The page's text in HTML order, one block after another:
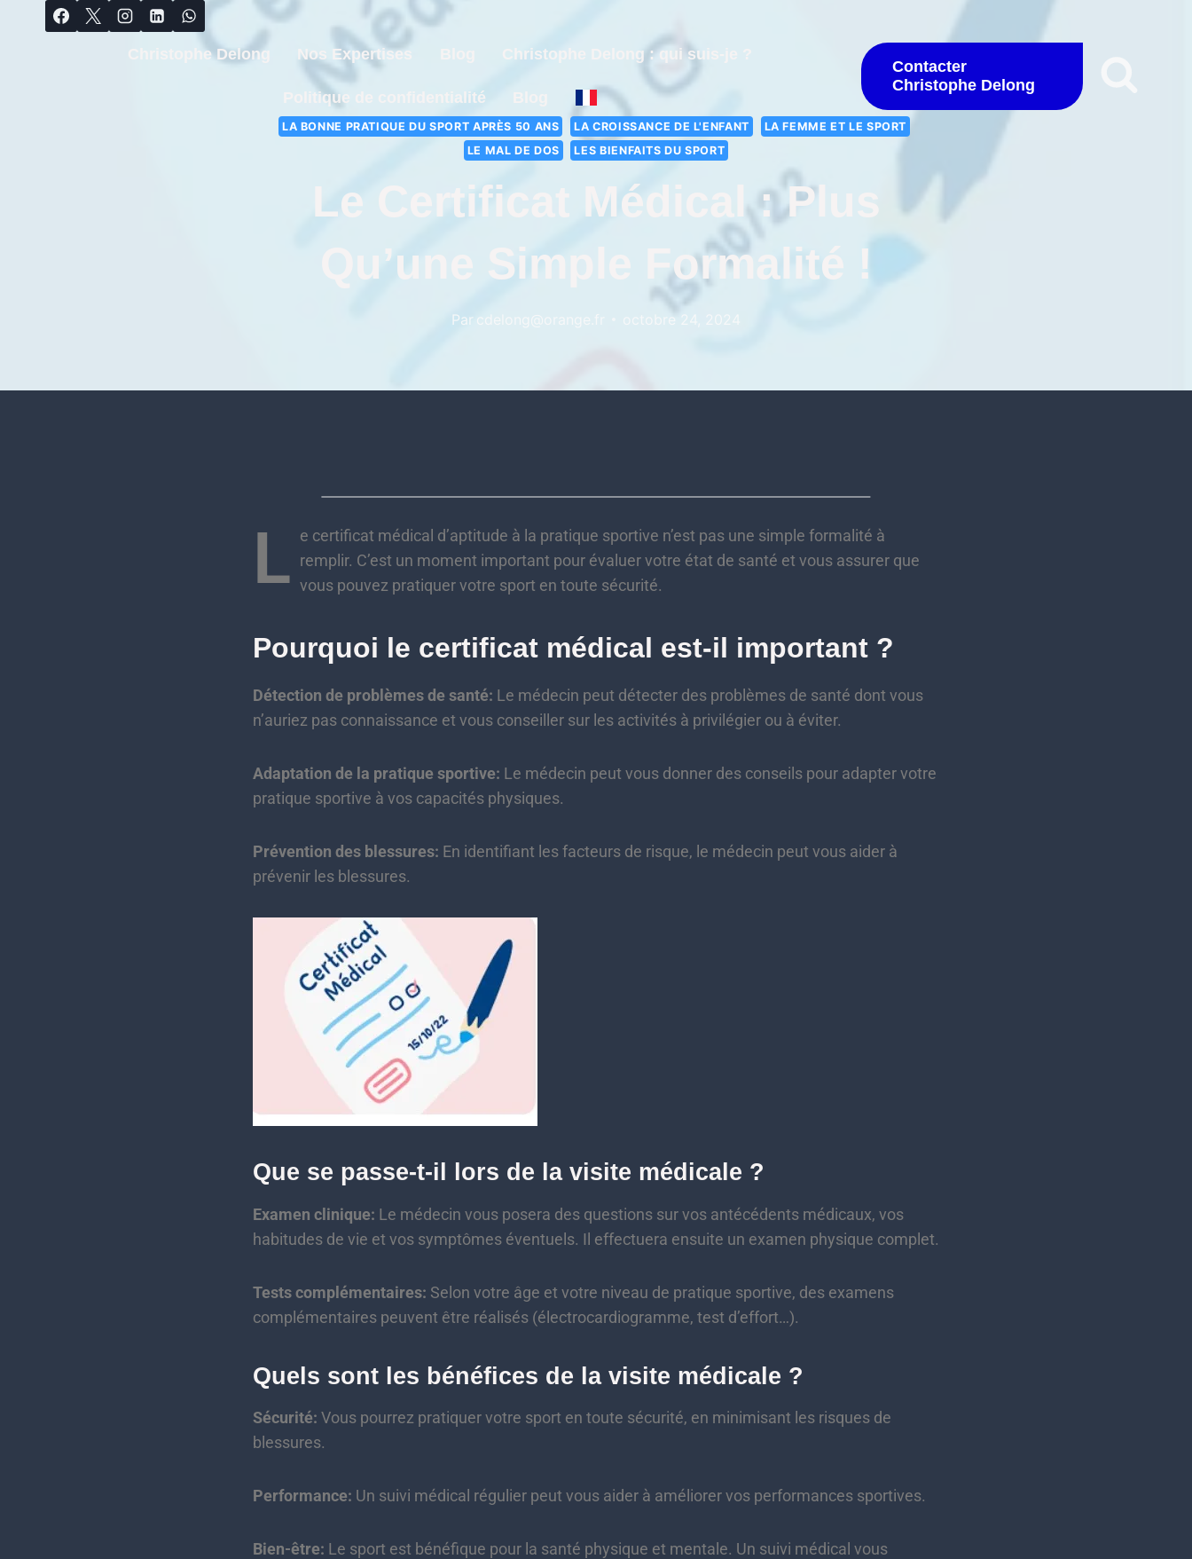
Christophe Delong Nos Expertises Blog Christophe Delong : qui suis-je ?
Politique de confidentialité Blog
Contacter
Christophe Delong
LA BONNE PRATIQUE DU SPORT APRÈS 50 ANS LA CROISSANCE DE L'ENFANT
LA FEMME ET LE SPORT
LE MAL DE DOS
LES BIENFAITS DU SPORT
Le Certificat Médical : Plus
Qu’une Simple Formalité !
Par cdelong@orange.fr octobre 24, 2024
L e certificat médical d’aptitude à la pratique sportive n’est pas une simple formalité à
remplir. C’est un moment important pour évaluer votre état de santé et vous assurer que
vous pouvez pratiquer votre sport en toute sécurité.
Pourquoi le certificat médical est-il important ?
Détection de problèmes de santé: Le médecin peut détecter des problèmes de santé dont vous
n’auriez pas connaissance et vous conseiller sur les activités à privilégier ou à éviter.
Adaptation de la pratique sportive: Le médecin peut vous donner des conseils pour adapter votre
pratique sportive à vos capacités physiques.
Prévention des blessures: En identifiant les facteurs de risque, le médecin peut vous aider à
prévenir les blessures.
Que se passe-t-il lors de la visite médicale ?
Examen clinique: Le médecin vous posera des questions sur vos antécédents médicaux, vos
habitudes de vie et vos symptômes éventuels. Il effectuera ensuite un examen physique complet.
Tests complémentaires: Selon votre âge et votre niveau de pratique sportive, des examens
complémentaires peuvent être réalisés (électrocardiogramme, test d’effort…).
Quels sont les bénéfices de la visite médicale ?
Sécurité: Vous pourrez pratiquer votre sport en toute sécurité, en minimisant les risques de
blessures.
Performance: Un suivi médical régulier peut vous aider à améliorer vos performances sportives.
Bien-être: Le sport est bénéfique pour la santé physique et mentale. Un suivi médical vous